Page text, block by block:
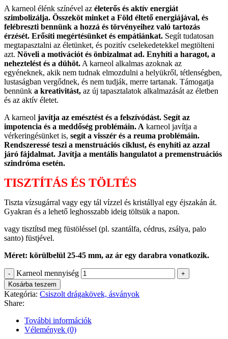
A karneol élénk színével az életerős és aktív energiát
szimbolizálja. Összeköt minket a Föld éltető energiájával, és
felébreszti bennünk a hozzá és törvényeihez való tartozás
érzését. Erősíti megértésünket és empátiánkat. Segít tudatosan
megtapasztalni az életünket, és pozitív cselekedetekkel megtölteni
azt. Növeli a motivációt és önbizalmat ad. Enyhíti a haragot, a
neheztelést és a dühöt. A karneol alkalmas azoknak az
egyéneknek, akik nem tudnak elmozdulni a helyükről, tétlenségben,
lustaságban vergődnek, és nem tudják, merre tartanak. Támogatja
bennünk a kreativitást, az új tapasztalatok alkalmazását az életben
és az aktív életet.
A karneol javítja az emésztést és a felszívódást. Segít az
impotencia és a meddőség problémáin. A karneol javítja a
vérkeringésünket is, segít a visszér és a reuma problémáin.
Rendszeressé teszi a menstruációs ciklust, és enyhíti az azzal
járó fájdalmat. Javítja a mentális hangulatot a premenstruációs
szindróma esetén.
TISZTÍTÁS ÉS TÖLTÉS
Tiszta vízsugárral vagy egy tál vízzel és kristállyal egy éjszakán át.
Gyakran és a lehető leghosszabb ideig töltsük a napon.
vagy tisztítsd meg füstöléssel (pl. szantálfa, cédrus, zsálya, palo
santo) füstjével.
Méret: körülbelül 25-45 mm, az ár egy darabra vonatkozik.
Karneol mennyiség
Kosárba teszem
Kategória: Csiszolt drágakövek, ásványok
Share:
További információk
Vélemények (0)